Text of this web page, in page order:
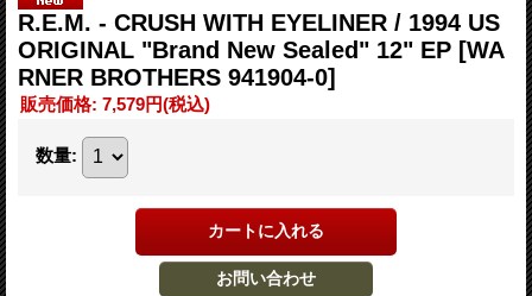
R.E.M. - CRUSH WITH EYELINER / 1994 US
ORIGINAL "Brand New Sealed" 12" EP [WA
RNER BROTHERS 941904-0]
販売価格: 7,579円(税込)
数量: